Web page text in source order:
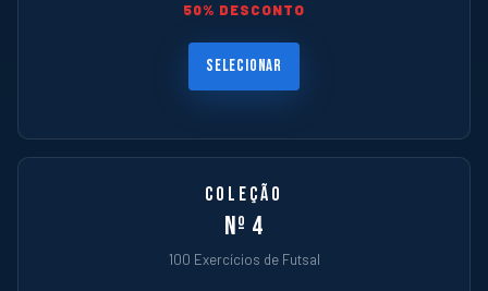
50% DESCONTO
SELECIONAR
COLEÇÃO
Nº 4
100 Exercícios de Futsal